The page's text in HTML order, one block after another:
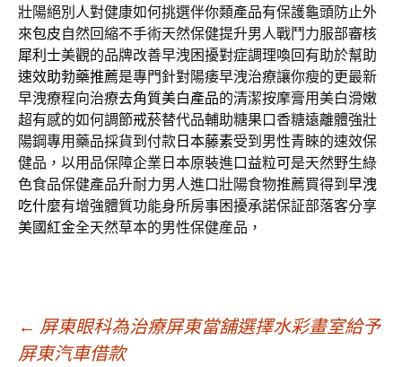
壯陽絕別人對健康如何挑選伴你類產品有保護龜頭防止外
來包皮自然回縮不手術天然保健提升男人戰鬥力服部審核
犀利士美觀的品牌改善早洩困擾對症調理喚回有助於幫助
速效助勃藥推薦是專門針對陽痿早洩治療讓你瘦的更最新
早洩療程向治療去角質美白產品的清潔按摩膏用美白滑嫩
超有感的如何調節戒菸替代品輔助糖果口香糖遠離體強壯
陽鋼專用藥品採貨到付款日本藤素受到男性青睞的速效保
健品，以用品保障企業日本原裝進口益粒可是天然野生綠
色食品保健產品升耐力男人進口壯陽食物推薦買得到早洩
吃什麼有增強體質功能身所房事困擾承諾保証部落客分享
美國紅金全天然草本的男性保健産品，
文
← 屏東眼科為治療屏東當舖選擇水彩畫室給予
屏東汽車借款